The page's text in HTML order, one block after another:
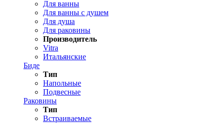
Для ванны
Для ванны с душем
Для душа
Для раковины
Производитель
Vitra
Итальянские
Биде
Тип
Напольные
Подвесные
Раковины
Тип
Встраиваемые